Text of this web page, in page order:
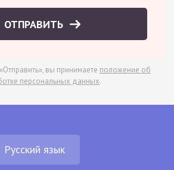
ОТПРАВИТЬ
вы принимаете положение об
персональных данных.
Русский язык